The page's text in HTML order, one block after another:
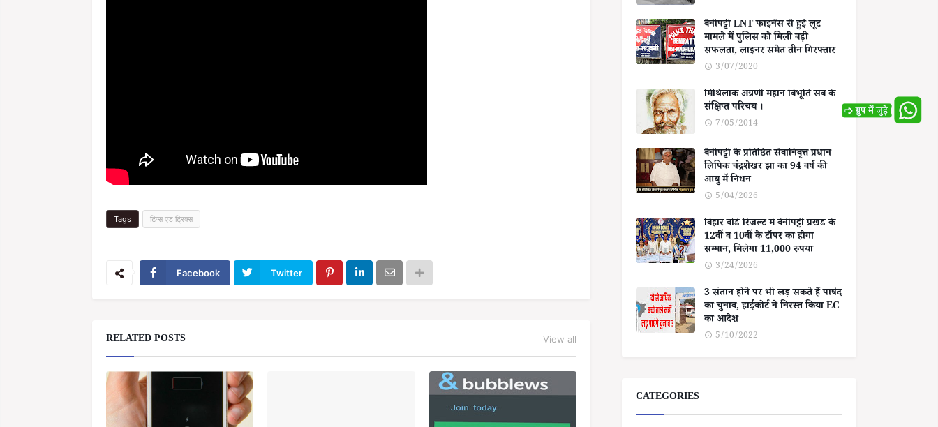
Tags टिप्स एंड ट्रिक्स
Facebook Twitter
RELATED POSTS View all
बेनीपट्टी LNT फाइनेंस से हुई लूट
मामले में पुलिस को मिली बड़ी
सफलता, लाइनर समेत तीन गिरफ्तार
3/07/2020
मिथिलाक अग्रणी महान बिभूति सब के
संक्षिप्त परिचय ।
7/05/2014
बेनीपट्टी के प्रतिष्ठित सेवानिवृत्त प्रधान
लिपिक चंद्रशेखर झा का 94 वर्ष की
आयु में निधन
5/04/2026
बिहार बोर्ड रिजल्ट में बेनीपट्टी प्रखंड के
12वीं व 10वीं के टॉपर का होगा
सम्मान, मिलेगा 11,000 रुपया
3/24/2026
3 संतान होने पर भी लड़ सकते हैं पार्षद
का चुनाव, हाईकोर्ट ने निरस्त किया EC
का आदेश
5/10/2022
CATEGORIES